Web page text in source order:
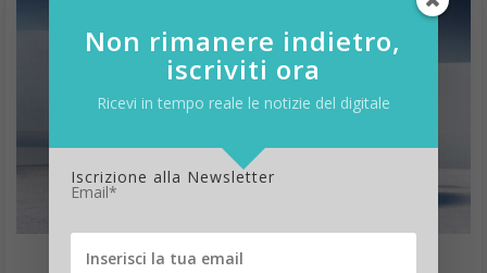
Non rimanere indietro,
iscriviti ora
Ricevi in tempo reale le notizie del digitale
Iscrizione alla Newsletter
Email*